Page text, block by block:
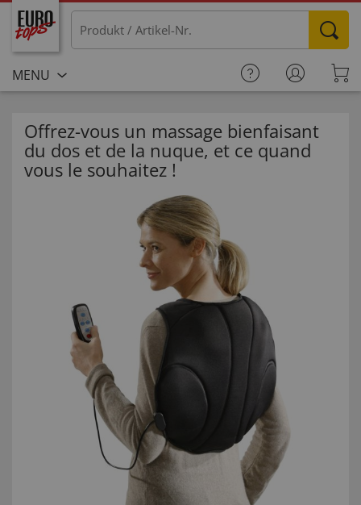
MENU
Offrez-vous un massage bienfaisant
du dos et de la nuque, et ce quand
vous le souhaitez !